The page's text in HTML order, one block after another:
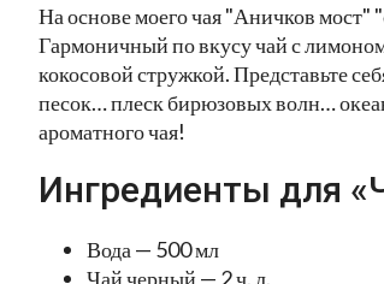
На основе моего чая "Аничков мост"
Гармоничный по вкусу чай с
кокосовой стружкой. Представьте
песок… плеск бирюзовых волн…
ароматного чая!
Ингредиенты для
Вода — 500 мл
Чай черный — 2 ч. л.